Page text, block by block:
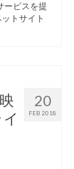
ービスを提
トサイト
20
FEB 2018